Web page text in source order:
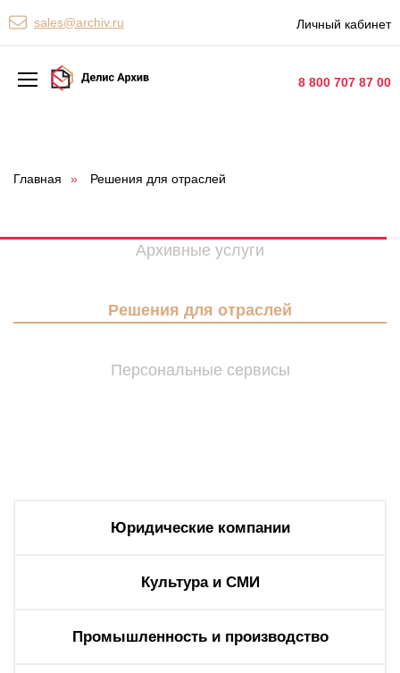
sales@archiv.ru Личный кабинет
8 800 707 87 00
Персональные сервисы
Хранение документов
Сканирование документов
Документооборот
Главная » Решения для отраслей
Архивные услуги
Решения для отраслей
Персональные сервисы
Юридические компании
Культура и СМИ
Промышленность и производство